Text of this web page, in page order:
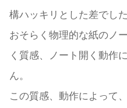
構ハッキリとした差でした
おそらく物理的な紙のノ
く質感、ノート開く動作
ん。
この質感、動作によって